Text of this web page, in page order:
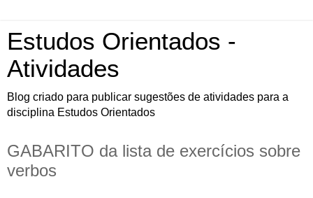
Estudos Orientados -
Atividades
Blog criado para publicar sugestões de atividades para a
disciplina Estudos Orientados
GABARITO da lista de exercícios sobre
verbos